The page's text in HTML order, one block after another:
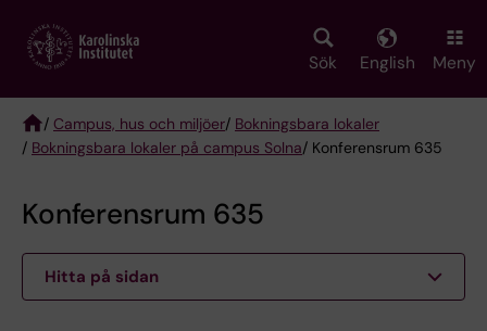
main
Sök English Meny
Breadcrumb
/ Campus, hus och miljöer/ Bokningsbara lokaler
/ Bokningsbara lokaler på campus Solna/ Konferensrum 635
Konferensrum 635
Hitta på sidan